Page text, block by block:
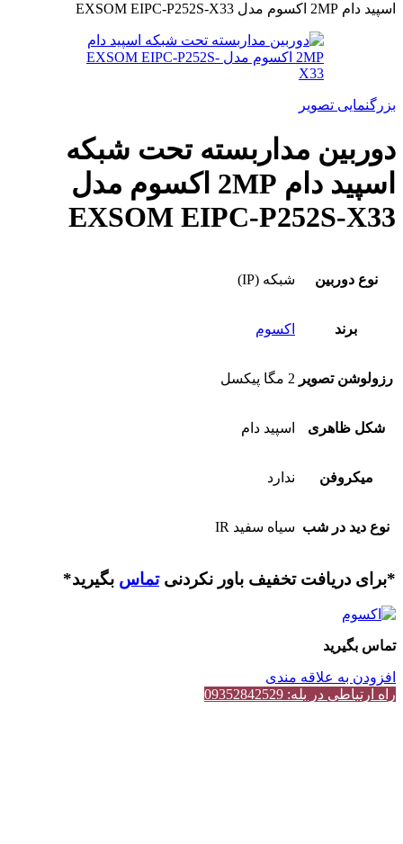
اسپید دام 2MP اکسوم مدل EXSOM EIPC-P252S-X33
بزرگنمایی تصویر
دوربین مداربسته تحت شبکه
اسپید دام 2MP اکسوم مدل
EXSOM EIPC-P252S-X33
نوع دوربین شبکه (IP)
برند اکسوم
رزولوشن تصویر 2 مگا پیکسل
شکل ظاهری اسپید دام
میکروفن ندارد
نوع دید در شب سیاه سفید IR
*برای دریافت تخفیف باور نکردنیتماس بگیرید*
تماس بگیرید
افزودن به علاقه مندی
راه ارتباطی در بله: 09352842529